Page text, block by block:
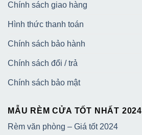
Chính sách giao hàng
Hình thức thanh toán
Chính sách bảo hành
Chính sách đổi / trả
Chính sách bảo mật
MẪU RÈM CỬA TỐT NHẤT 2024
Rèm văn phòng – Giá tốt 2024